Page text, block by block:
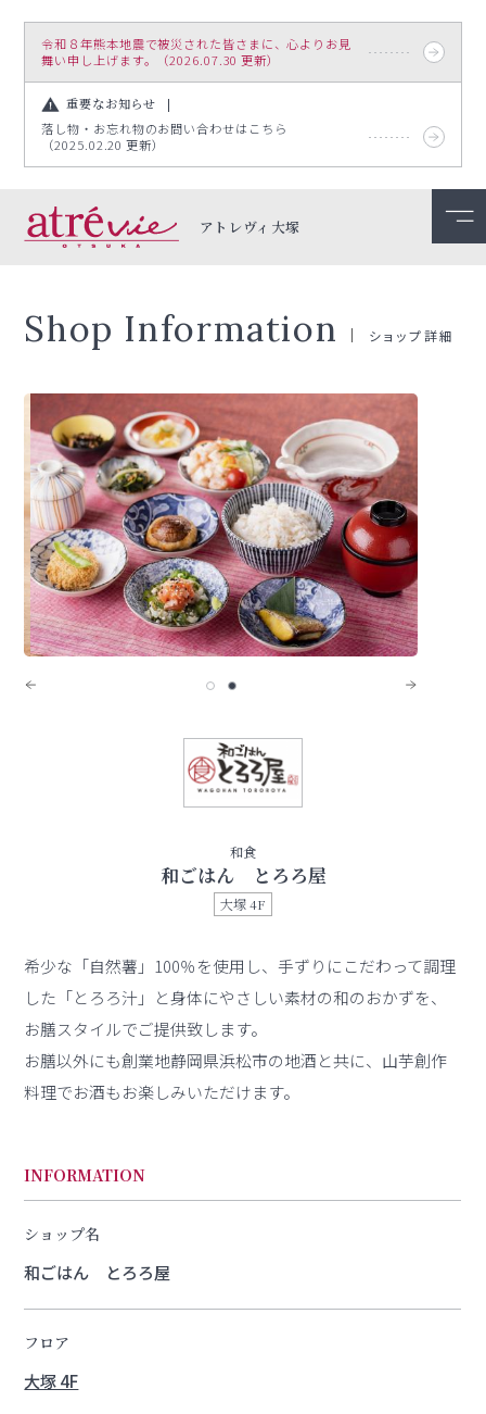
令和８年熊本地震で被災された皆さまに、心よりお見
舞い申し上げます。（2026.07.30 更新）
重要なお知らせ
落し物・お忘れ物のお問い合わせはこちら
（2025.02.20 更新）
アトレヴィ大塚
Shop Information ショップ詳細
和食
和ごはん とろろ屋
大塚 4F
希少な「自然薯」100％を使用し、手ずりにこだわって調理
した「とろろ汁」と身体にやさしい素材の和のおかずを、
お膳スタイルでご提供致します。
お膳以外にも創業地静岡県浜松市の地酒と共に、山芋創作
料理でお酒もお楽しみいただけます。
INFORMATION
ショップ名
和ごはん とろろ屋
フロア
大塚 4F